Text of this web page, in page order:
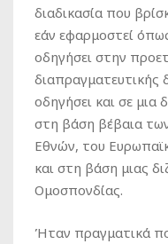
διαδικασία που
εάν εφαρμοστεί
οδηγήσει στην
διαπραγματευτικής
οδηγήσει και σε μια
στη βάση βέβαια
Εθνών, του
και στη βάση μιας
Ομοσπονδίας.
Ήταν πραγματικά